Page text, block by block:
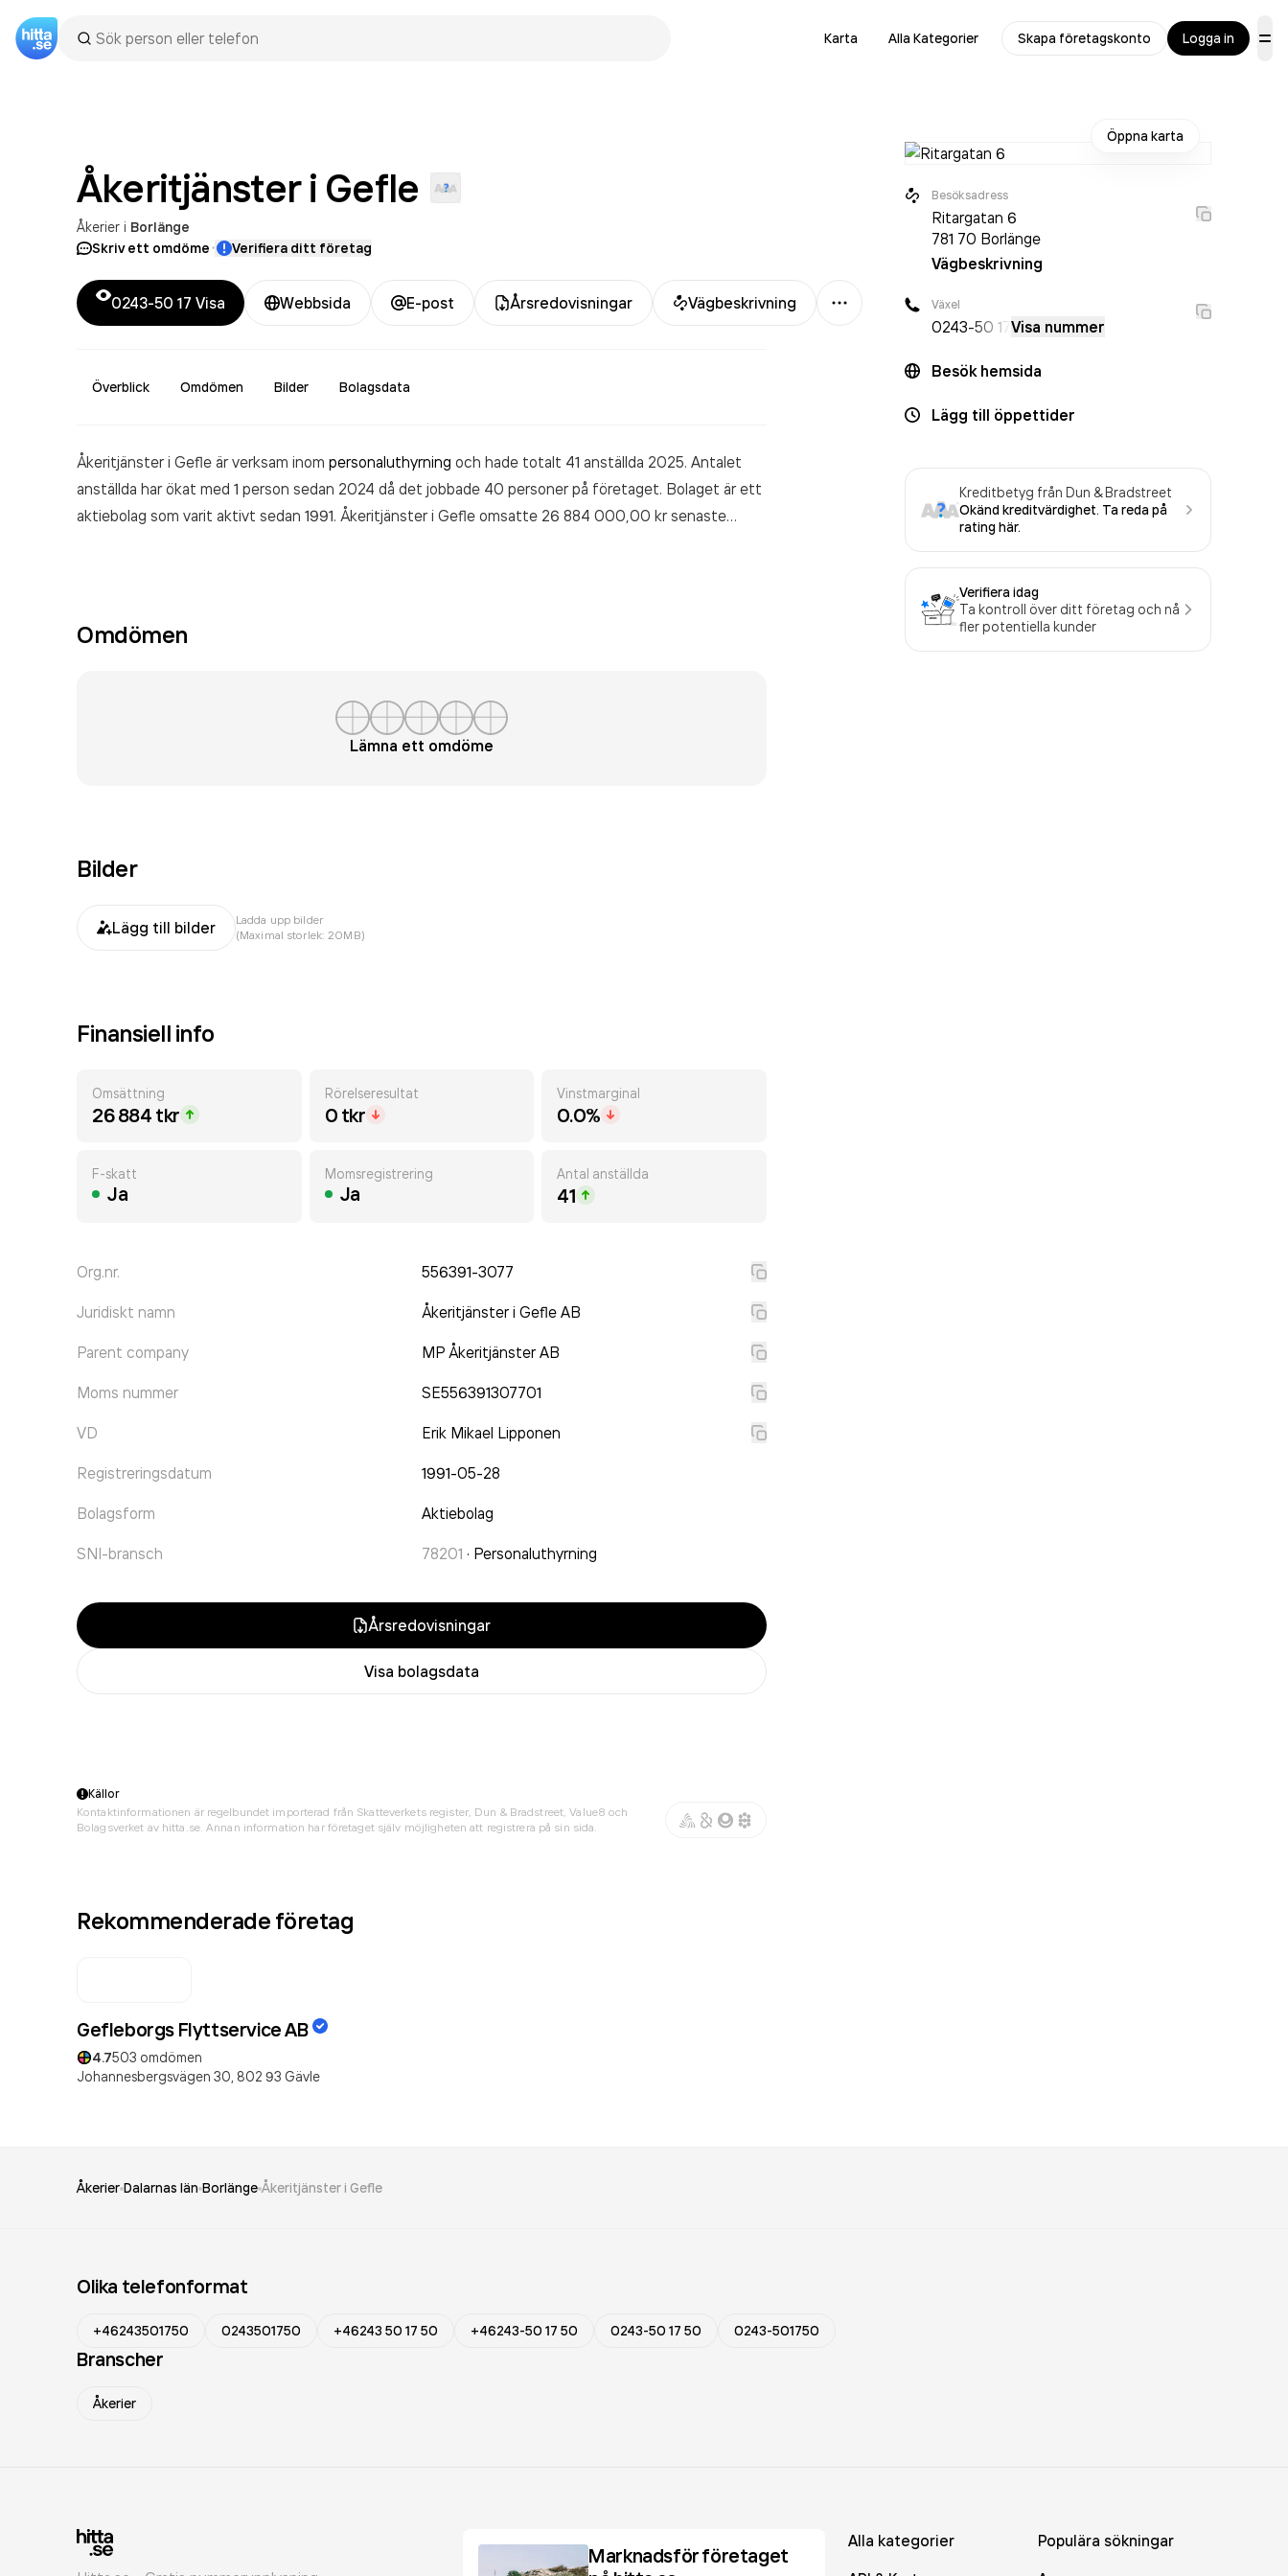
Karta Alla Kategorier Skapa företagskonto Logga in
Åkeritjänster i Gefle
Åkerier i Borlänge
Skriv ett omdöme· Verifiera ditt företag
0243-50 17 Visa Webbsida E-post Årsredovisningar Vägbeskrivning
Mer
Överblick Omdömen Bilder Bolagsdata
Åkeritjänster i Gefle är verksam inom personaluthyrning och hade totalt 41 anställda 2025. Antalet
anställda har ökat med 1 person sedan 2024 då det jobbade 40 personer på företaget. Bolaget är ett
aktiebolag som varit aktivt sedan 1991. Åkeritjänster i Gefle omsatte 26 884 000,00 krsenaste
Omdömen
Lämna ett omdöme
Bilder
Lägg till bilder
Ladda upp bilder
(Maximal storlek: 20MB)
Finansiell info
Omsättning
26 884 tkr
Rörelseresultat
0 tkr
Vinstmarginal
0.0%
F-skatt
Ja
Momsregistrering
Ja
Antal anställda
41
Org.nr. 556391-3077
Juridiskt namn Åkeritjänster i Gefle AB
Parent company MP Åkeritjänster AB
Moms nummer SE556391307701
VD Erik Mikael Lipponen
Registreringsdatum 1991-05-28
Bolagsform Aktiebolag
SNI-bransch 78201 · Personaluthyrning
Årsredovisningar
Visa bolagsdata
Öppna karta
Besöksadress
Ritargatan 6
781 70 Borlänge
Vägbeskrivning
Växel
0243-50 17 Visa nummer
Besök hemsida
Lägg till öppettider
Kreditbetyg från Dun & Bradstreet
Okänd kreditvärdighet. Ta reda på
rating här.
Verifiera idag
Ta kontroll över ditt företag och nå
fler potentiella kunder
Källor
Kontaktinformationen är regelbundet importerad från Skatteverkets register, Dun & Bradstreet, Value8 och
Bolagsverket av hitta.se. Annan information har företaget själv möjligheten att registrera på sin sida.
Rekommenderade företag
Gefleborgs Flyttservice AB
4.7503 omdömen
Johannesbergsvägen 30, 802 93 Gävle
Åkerier Dalarnas län Borlänge Åkeritjänster i Gefle
Olika telefonformat
+46243501750 0243501750 +46243 50 17 50 +46243-50 17 50 0243-50 17 50 0243-501750
Branscher
Åkerier
Marknadsför företaget
Alla kategorier
Populära sökningar